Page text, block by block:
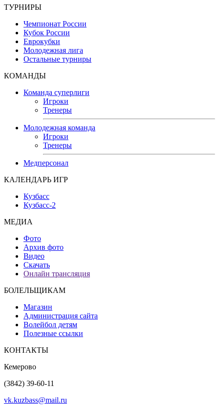
ТУРНИРЫ
Чемпионат России
Кубок России
Еврокубки
Молодежная лига
Остальные турниры
КОМАНДЫ
Команда суперлиги
Игроки
Тренеры
Молодежная команда
Игроки
Тренеры
Медперсонал
КАЛЕНДАРЬ ИГР
Кузбасс
Кузбасс-2
МЕДИА
Фото
Архив фото
Видео
Скачать
Онлайн трансляция
БОЛЕЛЬЩИКАМ
Магазин
Администрация сайта
Волейбол детям
Полезные ссылки
КОНТАКТЫ
Кемерово
(3842) 39-60-11
vk.kuzbass@mail.ru